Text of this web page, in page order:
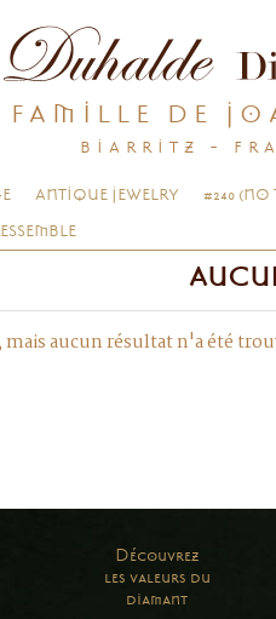
FAMILLE DE
BIARRITZ -
ANTIQUE JEWELRY #240 (NO
mais aucun résultat n'a été
Découvrez
les valeurs du
diamant